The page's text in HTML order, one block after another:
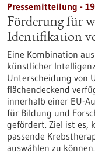
Pressemitteilung -
Förderung für
Identifikation
Eine Kombination
künstlicher
Unterscheidung von
flächendeckend
innerhalb einer EU-
für Bildung und
gefördert. Ziel ist es,
passende
auswählen zu können.